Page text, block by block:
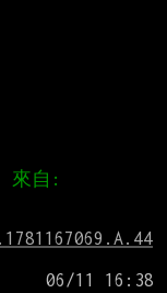
來自: